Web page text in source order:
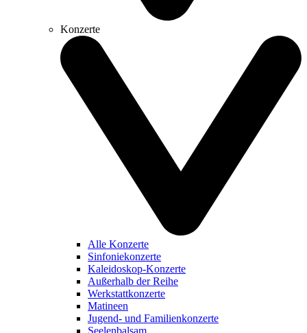
Konzerte
Alle Konzerte
Sinfoniekonzerte
Kaleidoskop-Konzerte
Außerhalb der Reihe
Werkstattkonzerte
Matineen
Jugend- und Familienkonzerte
Seelenbalsam